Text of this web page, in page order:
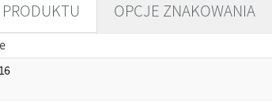
OPCJE ZNAKOWANIA